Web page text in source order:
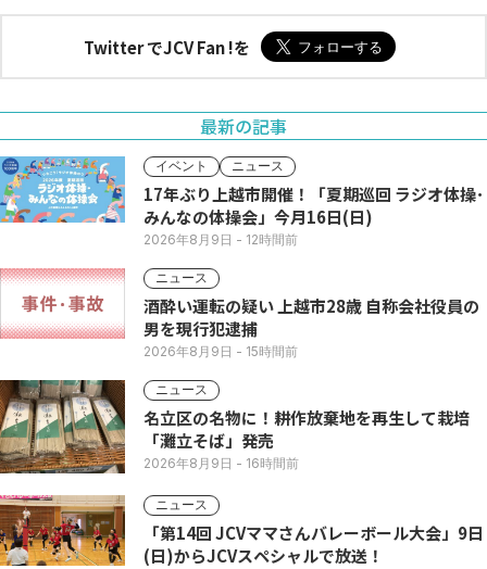
Twitter でJCV Fan !を
最新の記事
イベント ニュース
17年ぶり上越市開催！「夏期巡回 ラジオ体操･
みんなの体操会」今月16日(日)
2026年8月9日 - 12時間前
ニュース
酒酔い運転の疑い 上越市28歳 自称会社役員の
男を現行犯逮捕
2026年8月9日 - 15時間前
ニュース
名立区の名物に！耕作放棄地を再生して栽培
「灘立そば」発売
2026年8月9日 - 16時間前
ニュース
「第14回 JCVママさんバレーボール大会」9日
(日)からJCVスペシャルで放送！